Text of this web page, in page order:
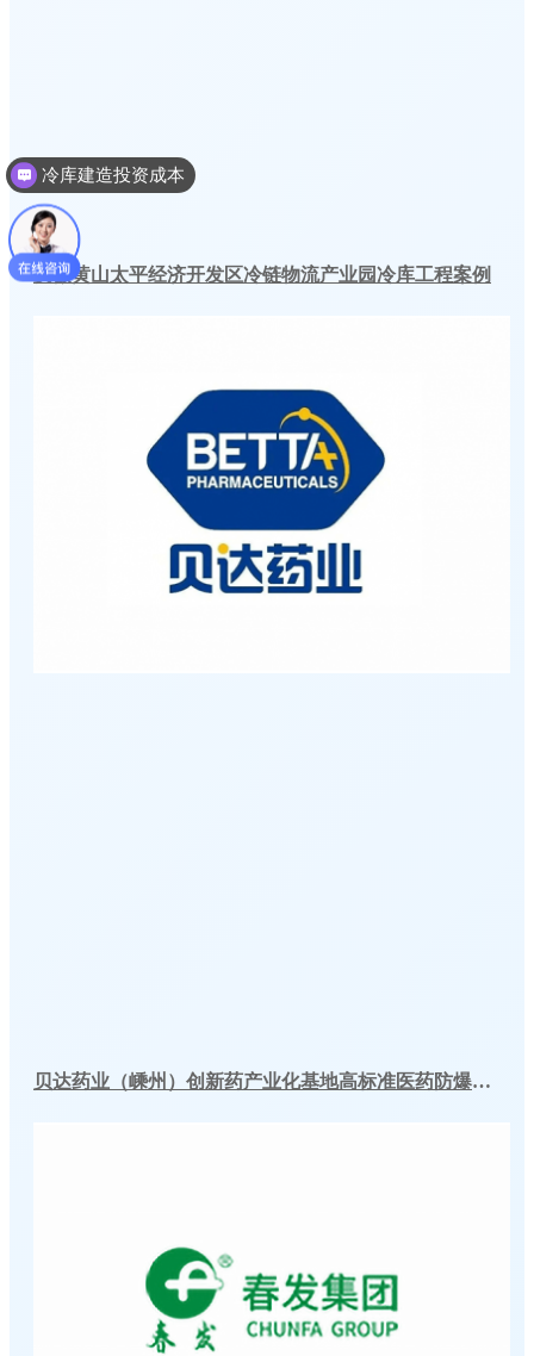
安徽黄山太平经济开发区冷链物流产业园冷库工程案例
贝达药业（嵊州）创新药产业化基地高标准医药防爆冷库建造工程案例